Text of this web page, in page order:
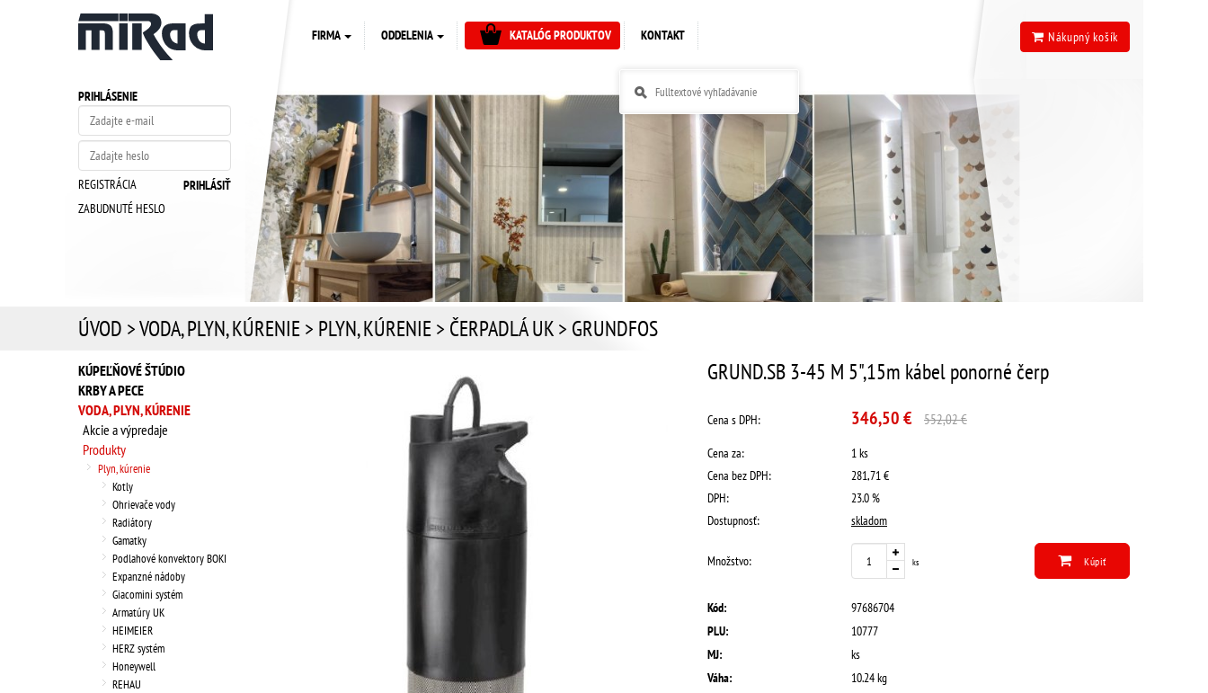
ÚVOD >VODA, PLYN, KÚRENIE> PLYN, KÚRENIE> ČERPADLÁ UK> GRUNDFOS
GRUND.SB 3-45 M 5",15m kábel ponorné čerp
Cena s DPH: 346,50 € 552,02 €
Cena za:
1 ks
Cena bez DPH:
281,71 €
DPH:
23.0 %
Dostupnosť:
skladom
Množstvo: ks Kúpiť
Kód:
97686704
PLU:
10777
MJ:
ks
Váha:
10.24 kg
KÚPEĽŇOVÉ ŠTÚDIO
KRBY A PECE
VODA, PLYN, KÚRENIE
Akcie a výpredaje
Produkty
Plyn, kúrenie
Kotly
Ohrievače vody
Radiátory
Gamatky
Podlahové konvektory BOKI
Expanzné nádoby
Giacomini systém
Armatúry UK
HEIMEIER
HERZ systém
Honeywell
REHAU
PRIHLÁSENIE
REGISTRÁCIA
ZABUDNUTÉ HESLO
Nákupný košík
FIRMA ODDELENIA KATALÓG PRODUKTOV KONTAKT